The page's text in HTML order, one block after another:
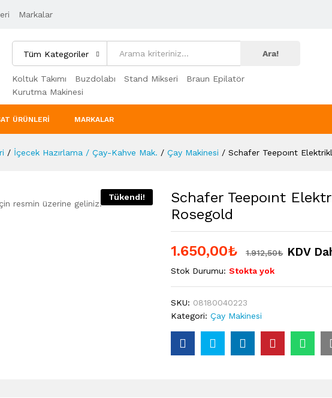
Markalar
Tüm Kategoriler Ara!
Koltuk Takımı Buzdolabı Stand Mikseri
Braun Epilatör
Kurutma Makinesi
ÜRÜNLERI MARKALAR
/ İçecek Hazırlama / Çay-Kahve Mak. / Çay Makinesi / Schafer Teepoınt
Tükendi!
resmin üzerine geliniz.
Schafer Teepoınt
Rosegold
1.650,00₺ 1.912,50₺ KDV
Stok Durumu: Stokta yok
SKU: 08180040223
Kategori:Çay Makinesi